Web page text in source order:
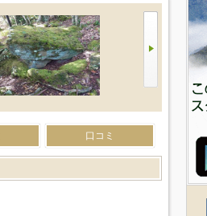
口コミ